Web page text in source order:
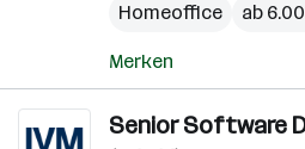
Homeoffice
ab
Merken
Senior Software